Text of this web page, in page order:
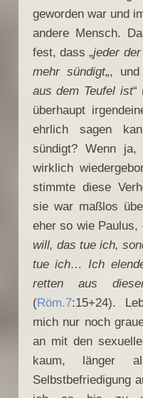
geworden war und
andere Mensch.
fest, dass „jeder
mehr sündigt„,
aus dem Teufel ist“
überhaupt
ehrlich sagen
sündigt? Wenn
wirklich
stimmte diese
sie war maßlos
eher so wie Paulus,
will, das tue ich,
tue ich… Ich
retten aus
(Röm.7:15+24).
mich nur noch
an mit den
kaum, länger
Selbstbefriedigung